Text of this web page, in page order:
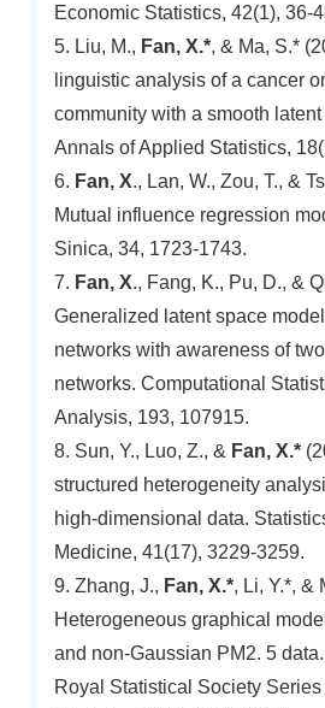
Economic Statistics, 42(1), 36-
5. Liu, M., Fan, X.*, & Ma, S.*
linguistic analysis of a cancer
community with a smooth
Annals of Applied Statistics,
6. Fan, X., Lan, W., Zou, T., &
Mutual influence regression
Sinica, 34, 1723-1743.
7. Fan, X., Fang, K., Pu, D., &
Generalized latent space
networks with awareness of
networks. Computational
Analysis, 193, 107915.
8. Sun, Y., Luo, Z., & Fan, X.*
structured heterogeneity
high‐dimensional data.
Medicine, 41(17), 3229-3259.
9. Zhang, J., Fan, X.*, Li, Y.*, &
Heterogeneous graphical
and non-Gaussian PM2. 5
Royal Statistical Society Series